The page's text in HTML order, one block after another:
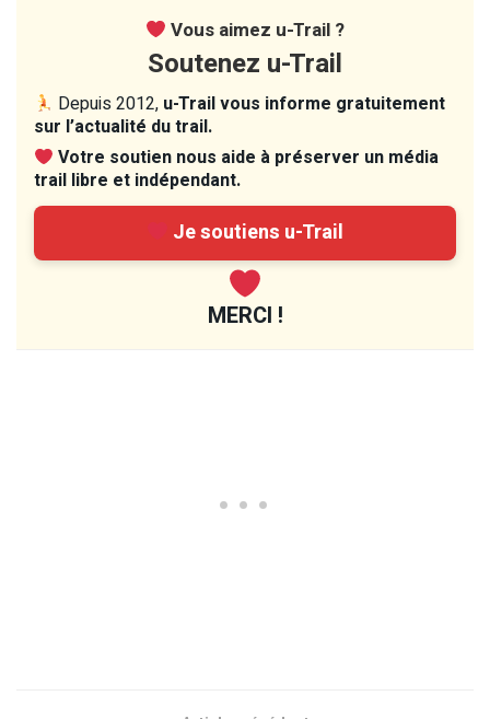
Vous aimez u-Trail ?
Soutenez u-Trail
Depuis 2012, u-Trail vous informe gratuitement
sur l’actualité du trail.
Votre soutien nous aide à préserver un média
trail libre et indépendant.
Je soutiens u-Trail
MERCI !